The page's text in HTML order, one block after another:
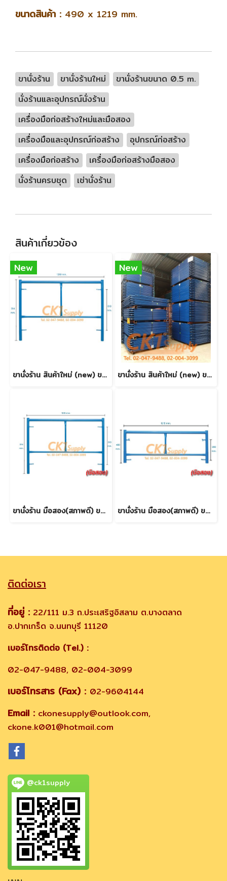
ขนาดสินค้า : 490 x 1219 mm.
ขานั่งร้าน ขานั่งร้านใหม่
ขานั่งร้านขนาด 0.5 m.
นั่งร้านและอุปกรณ์นั่งร้าน
เครื่องมือก่อสร้างใหม่และมือสอง
เครื่องมือและอุปกรณ์ก่อสร้าง
อุปกรณ์ก่อสร้าง
เครื่องมือก่อสร้าง
เครื่องมือก่อสร้างมือสอง
นั่งร้านครบชุด
เช่านั่งร้าน
สินค้าเกี่ยวข้อง
New
ขานั่งร้าน สินค้าใหม่ (new) ขนาด 0.914 m. (0.9 m.)
New
ขานั่งร้าน สินค้าใหม่ (new) ขนาด 1.70 m.
ขานั่งร้าน มือสอง(สภาพดี) ขนาด 0.914 m. (0.9 m.) ขานั่งร้าน มือสอง(สภาพดี) ขนาด 0.49 m. (0.5 m.)
ติดต่อเรา
ที่อยู่ : 22/111 ม.3 ถ.ประเสริฐอิสลาม ต.บางตลาด
อ.ปากเกร็ด จ.นนทบุรี 11120
เบอร์โทรติดต่อ (Tel.) :
02-047-9488, 02-004-3099
เบอร์โทรสาร (Fax) : 02-9604144
Email : ckonesupply@outlook.com,
ckone.k001@hotmail.com
@ck1supply